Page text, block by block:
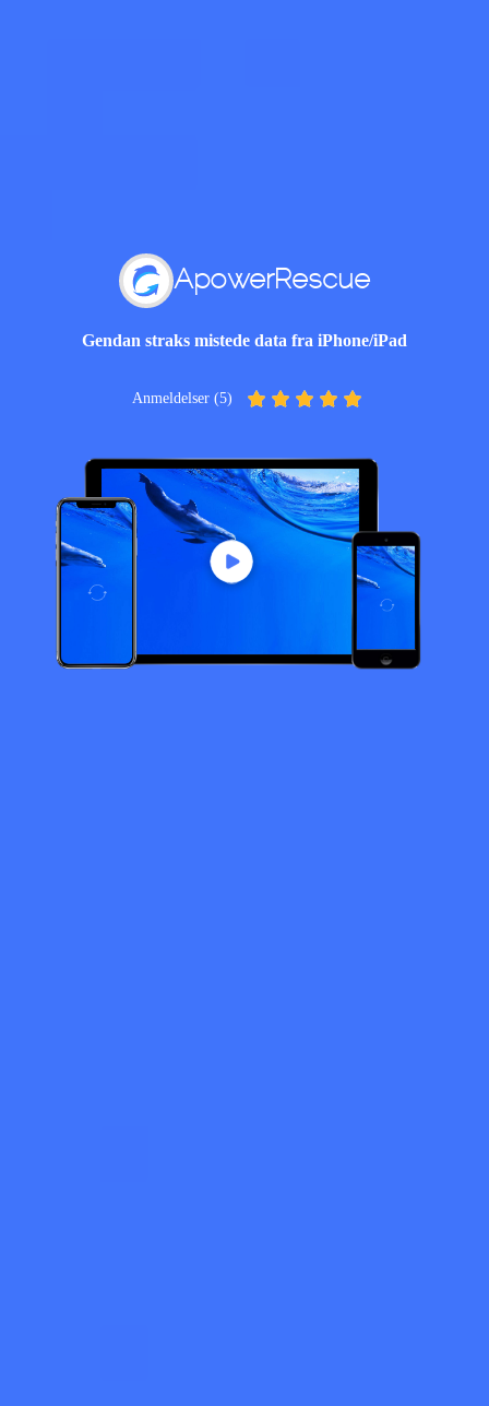
ApowerRescue
Gendan straks mistede data fra iPhone/iPad
Anmeldelser (5)